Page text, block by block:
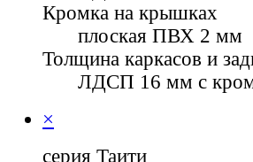
Кромка на крышках
плоская ПВХ 2 мм
Толщина каркасов и
ЛДСП 16 мм с
×
серия Таити